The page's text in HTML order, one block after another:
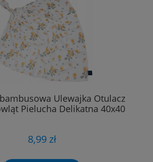
Ulewajka Otulacz
Pielucha Delikatna 40x40
8,99 zł